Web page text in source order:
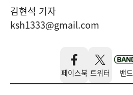
김현석 기자
ksh1333@gmail.com
페이스북 트위터 밴드